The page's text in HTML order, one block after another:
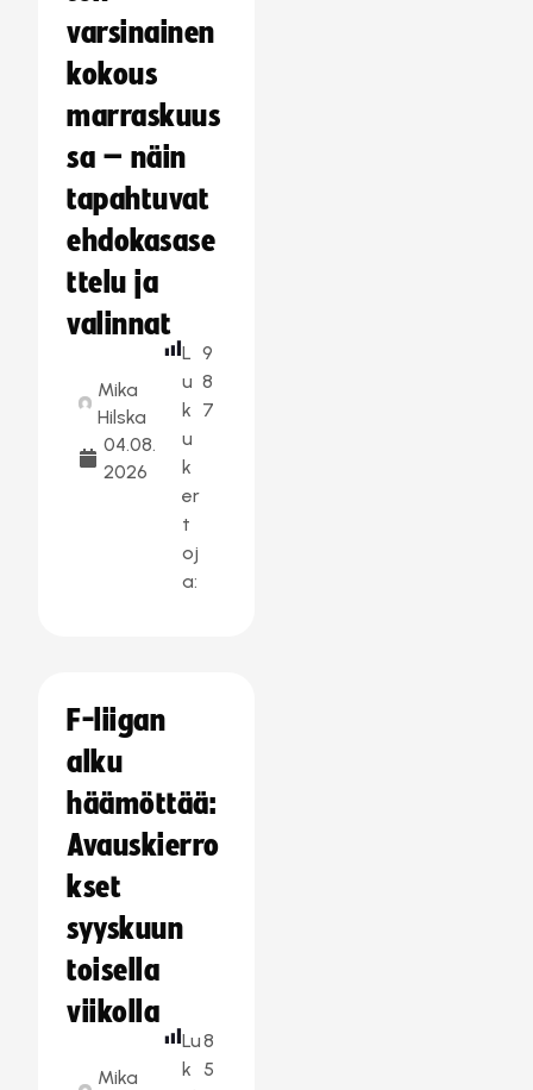
varsinainen
kokous
marraskuus
sa – näin
tapahtuvat
ehdokasase
ttelu ja
valinnat
Mika
Hilska
04.08.
2026
L
u
k
u
k
er
t
oj
a:
9
8
7
F-liigan
alku
häämöttää:
Avauskierro
kset
syyskuun
toisella
viikolla
Mika
Lu
k
8
5